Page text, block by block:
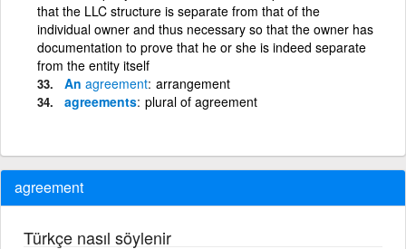
that the LLC structure is separate from that of the
individual owner and thus necessary so that the owner has
documentation to prove that he or she is indeed separate
from the entity itself
An agreement arrangement
agreements plural of agreement
agreement
Türkçe nasıl söylenir